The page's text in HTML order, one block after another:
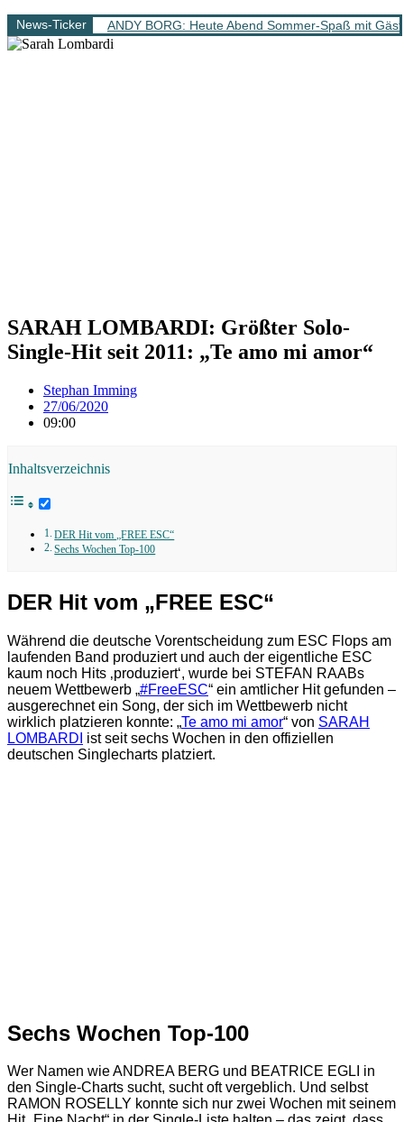
News-Ticker ANDY BORG: Heute Abend Sommer-Spaß mit
SARAH LOMBARDI: Größter Solo-
Single-Hit seit 2011: „Te amo mi amor“
Stephan Imming
27/06/2020
09:00
Inhaltsverzeichnis
DER Hit vom „FREE ESC“
Sechs Wochen Top-100
DER Hit vom „FREE ESC“
Während die deutsche Vorentscheidung zum ESC Flops am
laufenden Band produziert und auch der eigentliche ESC
kaum noch Hits ‚produziert‘, wurde bei STEFAN RAABs
neuem Wettbewerb „#FreeESC“ ein amtlicher Hit gefunden –
ausgerechnet ein Song, der sich im Wettbewerb nicht
wirklich platzieren konnte: „Te amo mi amor“ von SARAH
LOMBARDI ist seit sechs Wochen in den offiziellen
deutschen Singlecharts platziert.
Sechs Wochen Top-100
Wer Namen wie ANDREA BERG und BEATRICE EGLI in
den Single-Charts sucht, sucht oft vergeblich. Und selbst
RAMON ROSELLY konnte sich nur zwei Wochen mit seinem